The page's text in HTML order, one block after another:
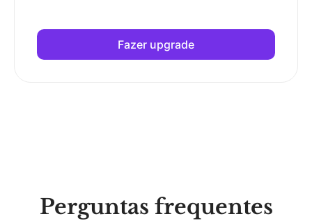
Fazer upgrade
Perguntas frequentes